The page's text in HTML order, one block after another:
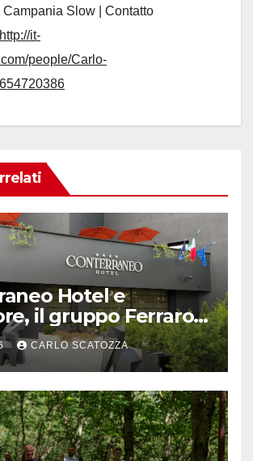
Campania Slow | Contatto
http://it-
people/Carlo-
Hotel e
il gruppo Ferraro
e il gusto
di Caserta
CARLO SCATOZZA